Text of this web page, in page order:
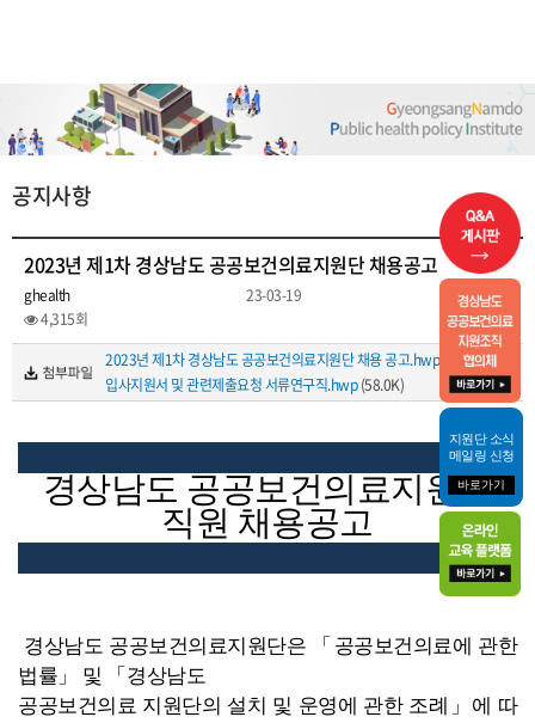
공지사항
2023년 제1차 경상남도 공공보건의료지원단 채용공고
ghealth
23-03-19
4,315회
2023년 제1차 경상남도 공공보건의료지원단 채용 공고.hwp
(63.5K)
입사지원서 및 관련제출요청 서류연구직.hwp(58.0K)
경상남도 공공보건의료지원단
직원 채용공고
경상남도 공공보건의료지원단은 「 공공보건의료에 관한
법률 」 및 「 경상남도
공공보건의료 지원단의 설치 및 운영에 관한 조례 」 에 따
지원단 소식
메일링 신청
바로가기